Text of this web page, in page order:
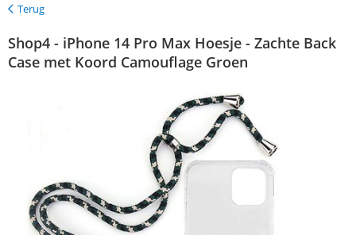
Terug
Terug
Shop4 - iPhone 14 Pro Max Hoesje - Zachte Back
Case met Koord Camouflage Groen